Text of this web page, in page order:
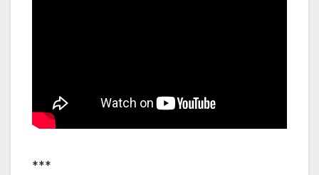
***